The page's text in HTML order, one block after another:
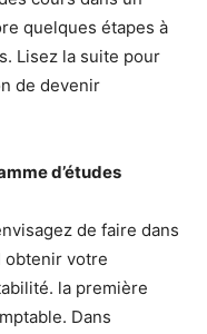
quelques étapes à
Lisez la suite pour
de devenir
d’études
de faire dans
obtenir votre
la première
Dans